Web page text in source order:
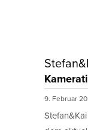
9. Februar